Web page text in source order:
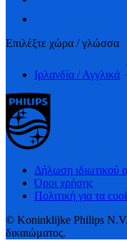
Επιλέξτε χώρα / γλώσσα
Ιρλανδία / Αγγλικά
Δήλωση ιδιωτικού
Όροι χρήσης
Πολιτική για τα
© Koninklijke Philips
δικαιώματος.